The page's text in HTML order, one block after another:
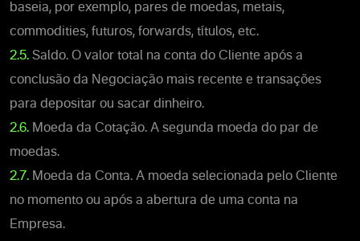
baseia, por exemplo, pares de moedas, metais,
commodities, futuros, forwards, títulos, etc.
2.5. Saldo. O valor total na conta do Cliente após a
conclusão da Negociação mais recente e transações
para depositar ou sacar dinheiro.
2.6. Moeda da Cotação. A segunda moeda do par de
moedas.
2.7. Moeda da Conta. A moeda selecionada pelo Cliente
no momento ou após a abertura de uma conta na
Empresa.